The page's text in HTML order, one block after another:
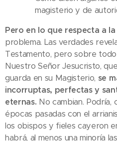
magisterio y de
Pero en lo que respecta a
problema. Las verdades
Testamento, pero sobre
Nuestro Señor Jesucristo,
guarda en su Magisterio, se
incorruptas, perfectas y
eternas. No cambian. Podría,
épocas pasadas con el
los obispos y fieles cayeron
habrá, al menos una minoría